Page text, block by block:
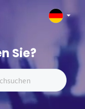
Sie?